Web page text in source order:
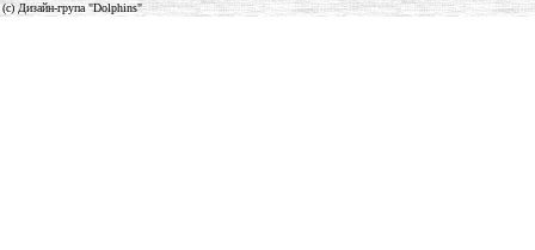
(c) Дизайн-група "Dolphins"